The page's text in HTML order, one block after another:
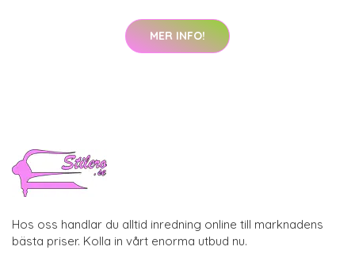
MER INFO!
Hos oss handlar du alltid inredning online till marknadens
bästa priser. Kolla in vårt enorma utbud nu.